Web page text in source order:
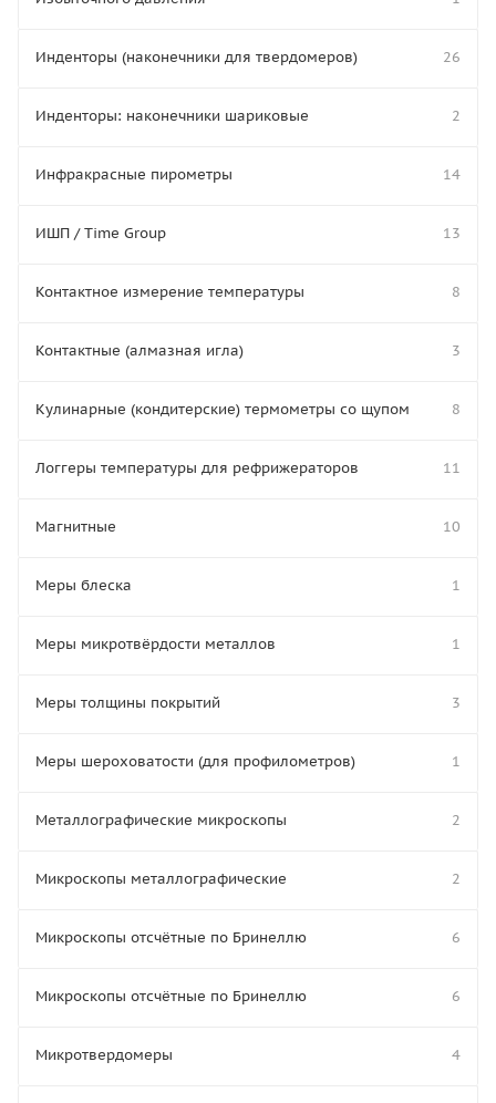
Инденторы (наконечники для твердомеров) 26
Инденторы: наконечники шариковые 2
Инфракрасные пирометры 14
ИШП / Time Group 13
Контактное измерение температуры 8
Контактные (алмазная игла) 3
Кулинарные (кондитерские) термометры со щупом 8
Логгеры температуры для рефрижераторов 11
Магнитные 10
Меры блеска 1
Меры микротвёрдости металлов 1
Меры толщины покрытий 3
Меры шероховатости (для профилометров) 1
Металлографические микроскопы 2
Микроскопы металлографические 2
Микроскопы отсчётные по Бринеллю 6
Микроскопы отсчётные по Бринеллю 6
Микротвердомеры 4